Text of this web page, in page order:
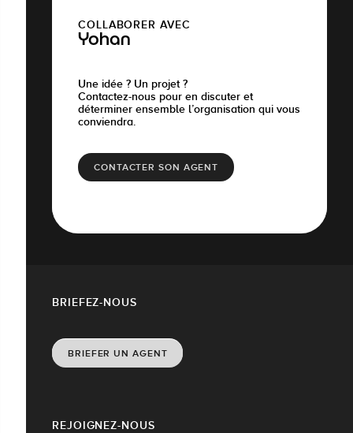
COLLABORER AVEC
Yohan
Une idée ? Un projet ?
Contactez-nous pour en discuter et
déterminer ensemble l’organisation qui vous
conviendra.
CONTACTER SON AGENT
REJOIGNEZ-NOUS
BRIEFEZ-NOUS
BRIEFER UN AGENT